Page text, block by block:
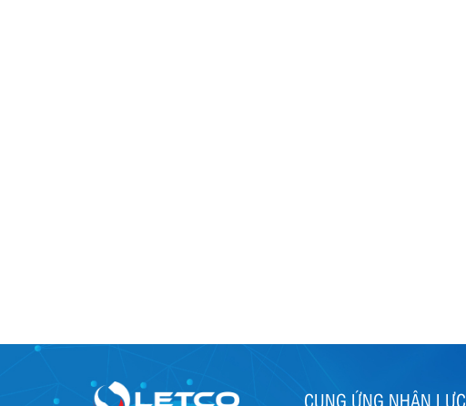
CUNG ỨNG NHÂN LỰC